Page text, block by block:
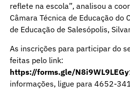
reflete na escola”, analisou a
Câmara Técnica de Educação do
de Educação de Salesópolis,
As inscrições para participar do
feitas pelo link:
https://forms.gle/
informações, ligue para 4652-